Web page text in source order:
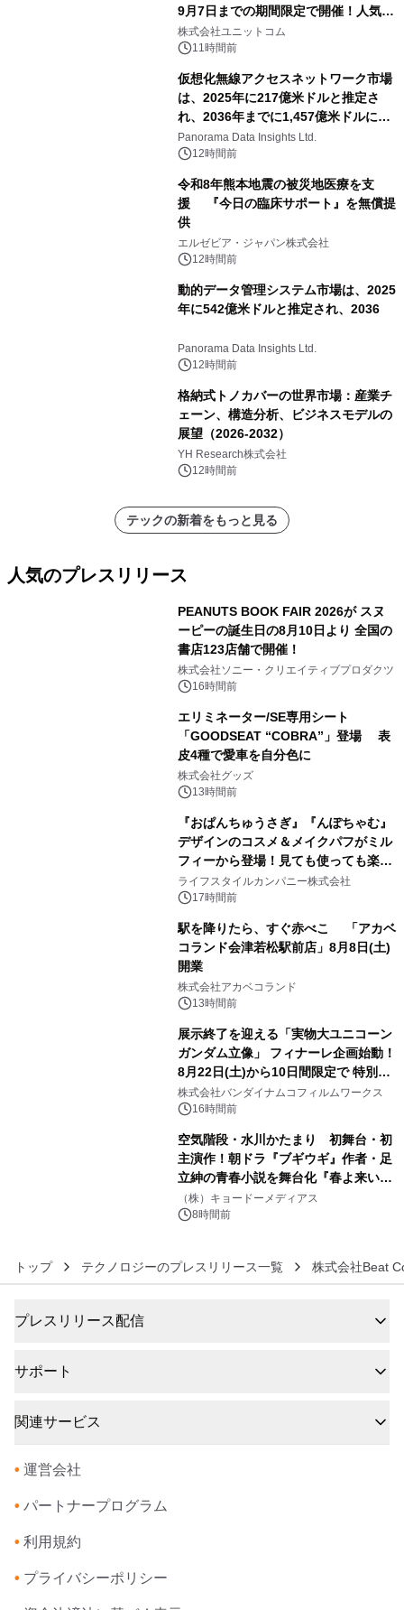
9月7日までの期間限定で開催！人気の
ゲーミングPCや高性能ノートPCなど
対象iiyama PCのご購入で最大3万円分
株式会社ユニットコム
11時間前
仮想化無線アクセスネットワーク市場
は、2025年に217億米ドルと推定さ
れ、2036年までに1,457億米ドルに達
すると予測されており、予測期間
（2026年～2036年）
Panorama Data Insights Ltd.
12時間前
令和8年熊本地震の被災地医療を支
援 『今日の臨床サポート』を無償提
供
エルゼビア・ジャパン株式会社
12時間前
動的データ管理システム市場は、2025
年に542億米ドルと推定され、2036
Panorama Data Insights Ltd.
12時間前
格納式トノカバーの世界市場：産業チ
ェーン、構造分析、ビジネスモデルの
展望（2026-2032）
YH Research株式会社
12時間前
テックの新着をもっと見る
人気のプレスリリース
PEANUTS BOOK FAIR 2026が スヌ
ーピーの誕生日の8月10日より 全国の
書店123店舗で開催！
株式会社ソニー・クリエイティブプロダクツ
16時間前
エリミネーター/SE専用シート
「GOODSEAT “COBRA”」登場 表
皮4種で愛車を自分色に
株式会社グッズ
13時間前
『おぱんちゅうさぎ』『んぽちゃむ』
デザインのコスメ＆メイクパフがミル
フィーから登場！見ても使っても楽し
い、ポップでキュートなコレクショ
ン。
ライフスタイルカンパニー株式会社
17時間前
駅を降りたら、すぐ赤べこ 「アカベ
コランド会津若松駅前店」8月8日(土)
開業
株式会社アカベコランド
13時間前
展示終了を迎える「実物大ユニコーン
ガンダム立像」 フィナーレ企画始動！
8月22日(土)から10日間限定で 特別映
像『UNICORN GUNDAM Statue ―
BEYOND POSSIBILITY ―』を上映！
株式会社バンダイナムコフィルムワークス
16時間前
空気階段・水川かたまり 初舞台・初
主演作！朝ドラ『ブギウギ』作者・足
立紳の青春小説を舞台化『春よ来い、
マジで来い』キービジュアル解禁！
（株）キョードーメディアス
8時間前
トップ テクノロジーのプレスリリース一覧 株式会社Beat
プレスリリース配信
サポート
関連サービス
• 運営会社
• パートナープログラム
• 利用規約
• プライバシーポリシー